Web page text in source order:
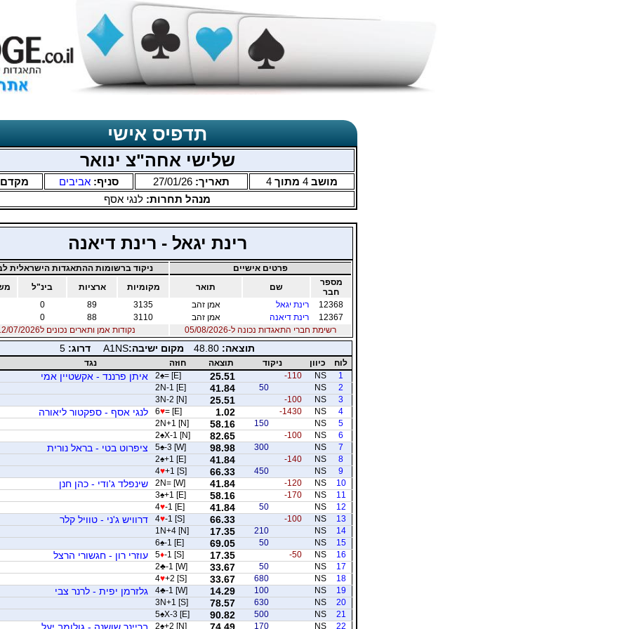
תדפיס אישי
שלישי אחה"צ ינואר
מושב 4 מתוך 4 תאריך: 27/01/26 סניף: אביבים
מנהל תחרות: לנגי אסף
רינת יגאל - רינת דיאנה
פרטים אישיים
ניקוד ברשומות ההתאגדות הישראלית
מספר
חבר
שם תואר מקומיות ארציות בינ"ל
12368
רינת יגאל אמן זהב 3135
89
0
12367
רינת דיאנה אמן זהב 3110
88
0
רשימת חברי התאגדות נכונה ל-05/08/2026
נקודות אמן ותארים נכונים ל12/07/2026
תוצאה: 48.80 מקום ישיבה:A1NS דרוג: 5
לוח כיוון ניקוד תוצאה חוזה
נגד
1
NS
-110
25.51
2♠= [E] איתן פרננד - אקשטיין אמי
2
NS
50
41.84
2N-1 [E]
3
NS
-100
25.51
3N-2 [N]
4
NS
-1430
1.02
6♥= [E] לנגי אסף - ספקטור ליאורה
5
NS
150
58.16
2N+1 [N]
6
NS
-100
82.65
2♠X-1 [N]
7
NS
300
98.98
5♠-3 [W] ציפרוט בטי - בראל נורית
8
NS
-140
41.84
2♠+1 [E]
9
NS
450
66.33
4♥+1 [S]
10
NS
-120
41.84
2N= [W] שינפלד ג'ודי - כהן חנן
11
NS
-170
58.16
3♠+1 [E]
12
NS
50
41.84
4♥-1 [E]
13
NS
-100
66.33
4♥-1 [S] דרוויש ג'ני - טוויל קלר
14
NS
210
17.35
1N+4 [N]
15
NS
50
69.05
6♠-1 [E]
16
NS
-50
17.35
5♦-1 [S] עוזרי רון - חגשורי הרצל
17
NS
50
33.67
2♣-1 [W]
18
NS
680
33.67
4♥+2 [S]
19
NS
100
14.29
4♣-1 [W] גלזרמן יפית - לרנר צבי
20
NS
630
78.57
3N+1 [S]
21
NS
500
90.82
5♠X-3 [E]
22
NS
170
74.49
2♠+2 [N] בריינר שושנה - גולומב יעל